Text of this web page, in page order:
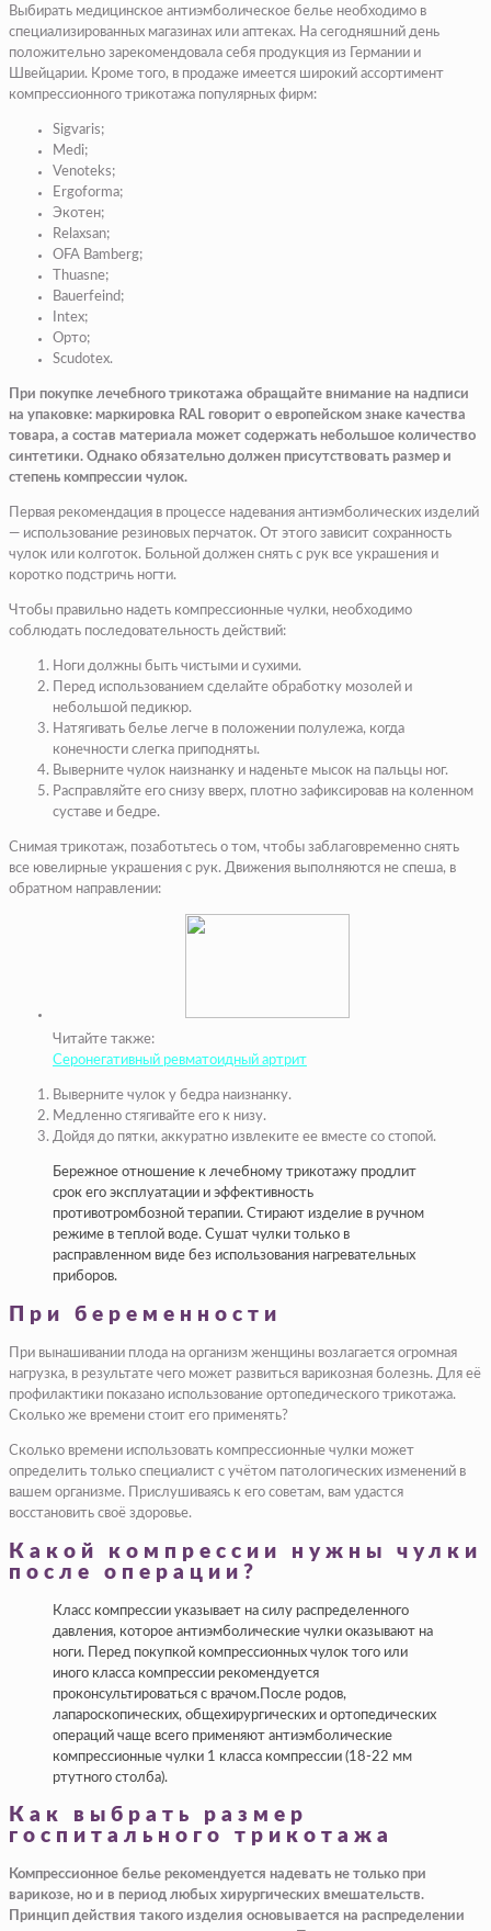
Выбирать медицинское антиэмболическое белье необходимо в
специализированных магазинах или аптеках. На сегодняшний день
положительно зарекомендовала себя продукция из Германии и
Швейцарии. Кроме того, в продаже имеется широкий ассортимент
компрессионного трикотажа популярных фирм:
Sigvaris;
Medi;
Venoteks;
Ergoforma;
Экотен;
Relaxsan;
OFA Bamberg;
Thuasne;
Bauerfeind;
Intex;
Орто;
Scudotex.
При покупке лечебного трикотажа обращайте внимание на надписи
на упаковке: маркировка RAL говорит о европейском знаке качества
товара, а состав материала может содержать небольшое количество
синтетики. Однако обязательно должен присутствовать размер и
степень компрессии чулок.
Первая рекомендация в процессе надевания антиэмболических изделий
— использование резиновых перчаток. От этого зависит сохранность
чулок или колготок. Больной должен снять с рук все украшения и
коротко подстричь ногти.
Чтобы правильно надеть компрессионные чулки, необходимо
соблюдать последовательность действий:
Ноги должны быть чистыми и сухими.
Перед использованием сделайте обработку мозолей и
небольшой педикюр.
Натягивать белье легче в положении полулежа, когда
конечности слегка приподняты.
Выверните чулок наизнанку и наденьте мысок на пальцы ног.
Расправляйте его снизу вверх, плотно зафиксировав на коленном
суставе и бедре.
Снимая трикотаж, позаботьтесь о том, чтобы заблаговременно снять
все ювелирные украшения с рук. Движения выполняются не спеша, в
обратном направлении:
Читайте также:
Серонегативный ревматоидный артрит
Выверните чулок у бедра наизнанку.
Медленно стягивайте его к низу.
Дойдя до пятки, аккуратно извлеките ее вместе со стопой.
Бережное отношение к лечебному трикотажу продлит
срок его эксплуатации и эффективность
противотромбозной терапии. Стирают изделие в ручном
режиме в теплой воде. Сушат чулки только в
расправленном виде без использования нагревательных
приборов.
При беременности
При вынашивании плода на организм женщины возлагается огромная
нагрузка, в результате чего может развиться варикозная болезнь. Для её
профилактики показано использование ортопедического трикотажа.
Сколько же времени стоит его применять?
Сколько времени использовать компрессионные чулки может
определить только специалист с учётом патологических изменений в
вашем организме. Прислушиваясь к его советам, вам удастся
восстановить своё здоровье.
Какой компрессии нужны чулки
после операции?
Класс компрессии указывает на силу распределенного
давления, которое антиэмболические чулки оказывают на
ноги. Перед покупкой компрессионных чулок того или
иного класса компрессии рекомендуется
проконсультироваться с врачом.После родов,
лапароскопических, общехирургических и ортопедических
операций чаще всего применяют антиэмболические
компрессионные чулки 1 класса компрессии (18-22 мм
ртутного столба).
Как выбрать размер
госпитального трикотажа
Компрессионное белье рекомендуется надевать не только при
варикозе, но и в период любых хирургических вмешательств.
Принцип действия такого изделия основывается на распределении